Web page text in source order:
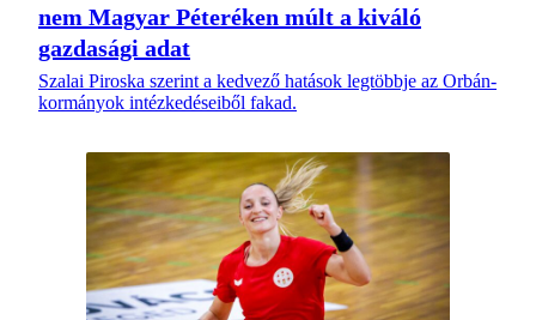
nem Magyar Péteréken múlt a kiváló
gazdasági adat
Szalai Piroska szerint a kedvező hatások legtöbbje az Orbán-
kormányok intézkedéseiből fakad.